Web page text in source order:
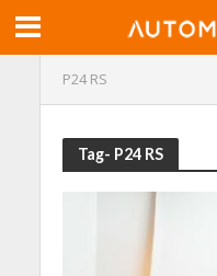
P24 RS
Tag- P24 RS